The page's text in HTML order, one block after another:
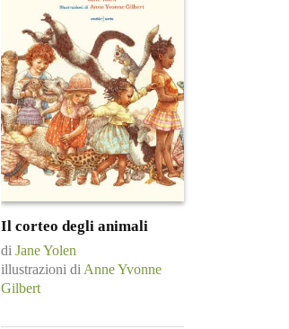
Il corteo degli animali
di Jane Yolen
illustrazioni di Anne Yvonne
Gilbert